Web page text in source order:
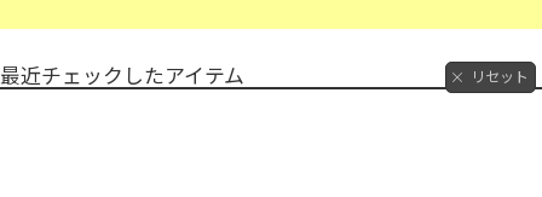
最近チェックしたアイテム リセット